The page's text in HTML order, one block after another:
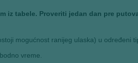
iz tabele. Proveriti jedan dan pre
mogućnost ranijeg ulaska) u određeni
vreme.